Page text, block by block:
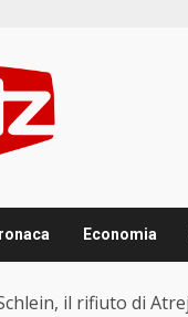
Economia
il rifiuto di